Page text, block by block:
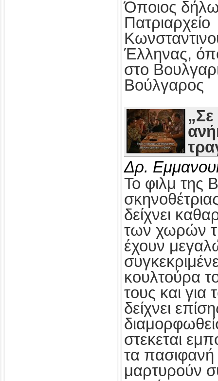
Όποιος
Πατριαρχείο
Έλληνας,
στο
Βούλγαρος
Δρ.
Το φιλμ της
δείχνει
των χωρών
έχουν
κουλτούρα
τους και
δείχνει
στεκεται
τα πασιφανή
μαρτυρούν